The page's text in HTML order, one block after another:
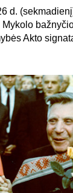
d.
Mykolo
Akto